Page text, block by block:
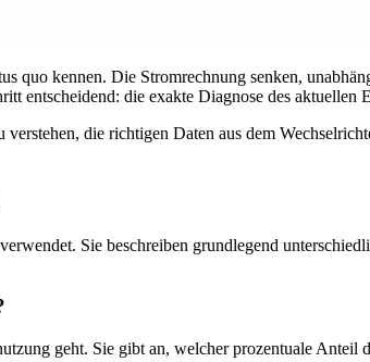
quo kennen. Die Stromrechnung senken,
entscheidend: die exakte Diagnose des aktuellen
die richtigen Daten aus dem
Sie beschreiben grundlegend
geht. Sie gibt an, welcher prozentuale